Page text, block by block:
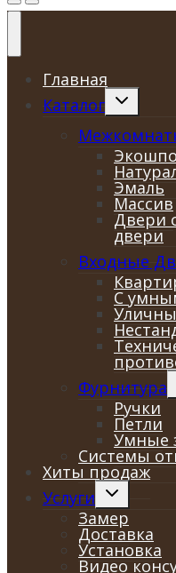
Главная
Каталог
Переключить
дочернее
Эмаль
Массив
Двери
двери
Входные
С
Фурнитура
Ручки
Петли
Умные
Системы
Хиты продаж
Услуги
Переключить
дочернее
меню
Замер
Доставка
Установка
Видео